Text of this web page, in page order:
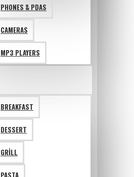
PHONES & PDAS
CAMERAS
MP3 PLAYERS
BREAKFAST
DESSERT
GRILL
PASTA